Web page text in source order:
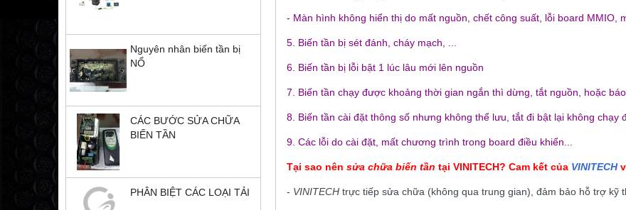
Nguyên nhân biến tần bị
NỔ
CÁC BƯỚC SỬA CHỮA
BIẾN TẦN
PHÂN BIỆT CÁC LOẠI TẢI
- Màn hình không hiển thị do mất nguồn, chết công suất, lỗi board MMIO,
5. Biến tần bị sét đánh, cháy mạch, ...
6. Biến tần bị lỗi bật 1 lúc lâu mới lên nguồn
7. Biến tần chạy được khoảng thời gian ngắn thì dừng, tắt nguồn, hoặc
8. Biến tần cài đặt thông số nhưng không thể lưu, tắt đi bật lại không chạy
9. Các lỗi do cài đặt, mất chương trình trong board điều khiển...
Tại sao nên sửa chữa biến tần tại VINITECH? Cam kết của VINITECH
- VINITECH trực tiếp sửa chữa (không qua trung gian), đảm bảo hỗ trợ kỹ